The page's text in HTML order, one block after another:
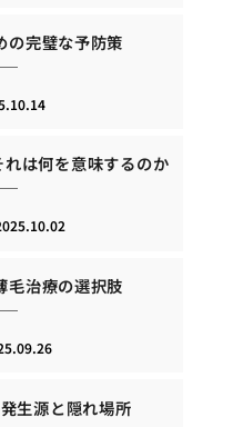
の完璧な予防策
は何を意味するのか
毛治療の選択肢
生源と隠れ場所